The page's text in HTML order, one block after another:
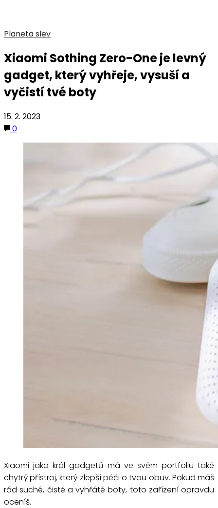
Planeta slev
Xiaomi Sothing Zero-One je levný
gadget, který vyhřeje, vysuší a
vyčistí tvé boty
15. 2. 2023
0
Xiaomi jako král gadgetů má ve svém portfoliu také
chytrý přístroj, který zlepší péči o tvou obuv. Pokud máš
rád suché, čisté a vyhřáté boty, toto zařízení opravdu
oceníš.